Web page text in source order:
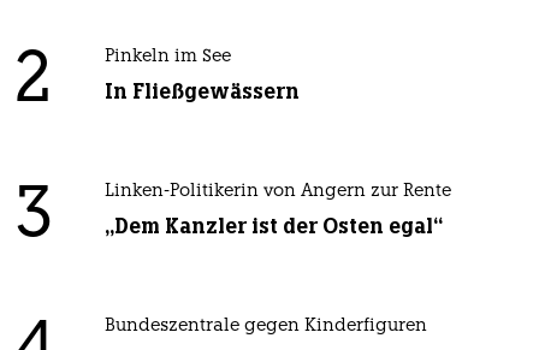
2 Pinkeln im See
In Fließgewässern
3 Linken-Politikerin von Angern zur Rente
„Dem Kanzler ist der Osten egal“
Bundeszentrale gegen Kinderfiguren